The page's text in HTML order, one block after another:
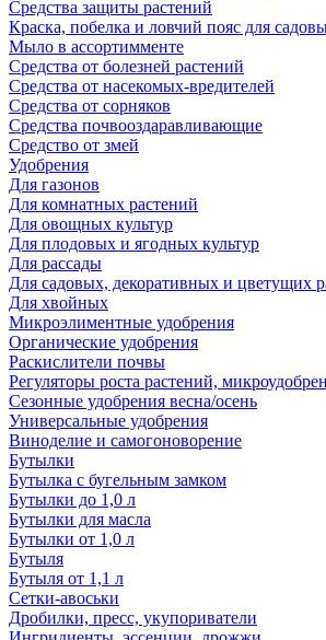
Средства защиты растений
Краска, побелка и ловчий пояс для
Мыло в ассортимменте
Средства от болезней растений
Средства от насекомых-вредителей
Средства от сорняков
Средства почвооздаравливающие
Средство от змей
Удобрения
Для газонов
Для комнатных растений
Для овощных культур
Для плодовых и ягодных культур
Для рассады
Для садовых, декоративных и цветущих
Для хвойных
Микроэлиментные удобрения
Органические удобрения
Раскислители почвы
Регуляторы роста растений,
Сезонные удобрения весна/осень
Универсальные удобрения
Виноделие и самогоноворение
Бутылки
Бутылка с бугельным замком
Бутылки до 1,0 л
Бутылки для масла
Бутылки от 1,0 л
Бутыля
Бутыля от 1,1 л
Сетки-авоськи
Дробилки, пресс, укупориватели